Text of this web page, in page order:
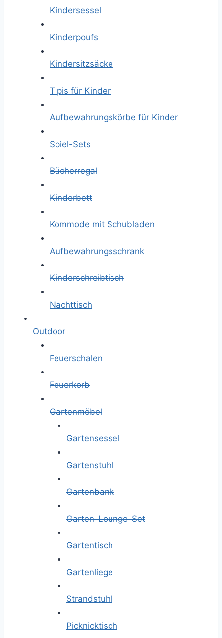
Kindersessel
Kinderpoufs
Kindersitzsäcke
Tipis für Kinder
Aufbewahrungskörbe für Kinder
Spiel-Sets
Bücherregal
Kinderbett
Kommode mit Schubladen
Aufbewahrungsschrank
Kinderschreibtisch
Nachttisch
Outdoor
Feuerschalen
Feuerkorb
Gartenmöbel
Gartensessel
Gartenstuhl
Gartenbank
Garten-Lounge-Set
Gartentisch
Gartenliege
Strandstuhl
Picknicktisch